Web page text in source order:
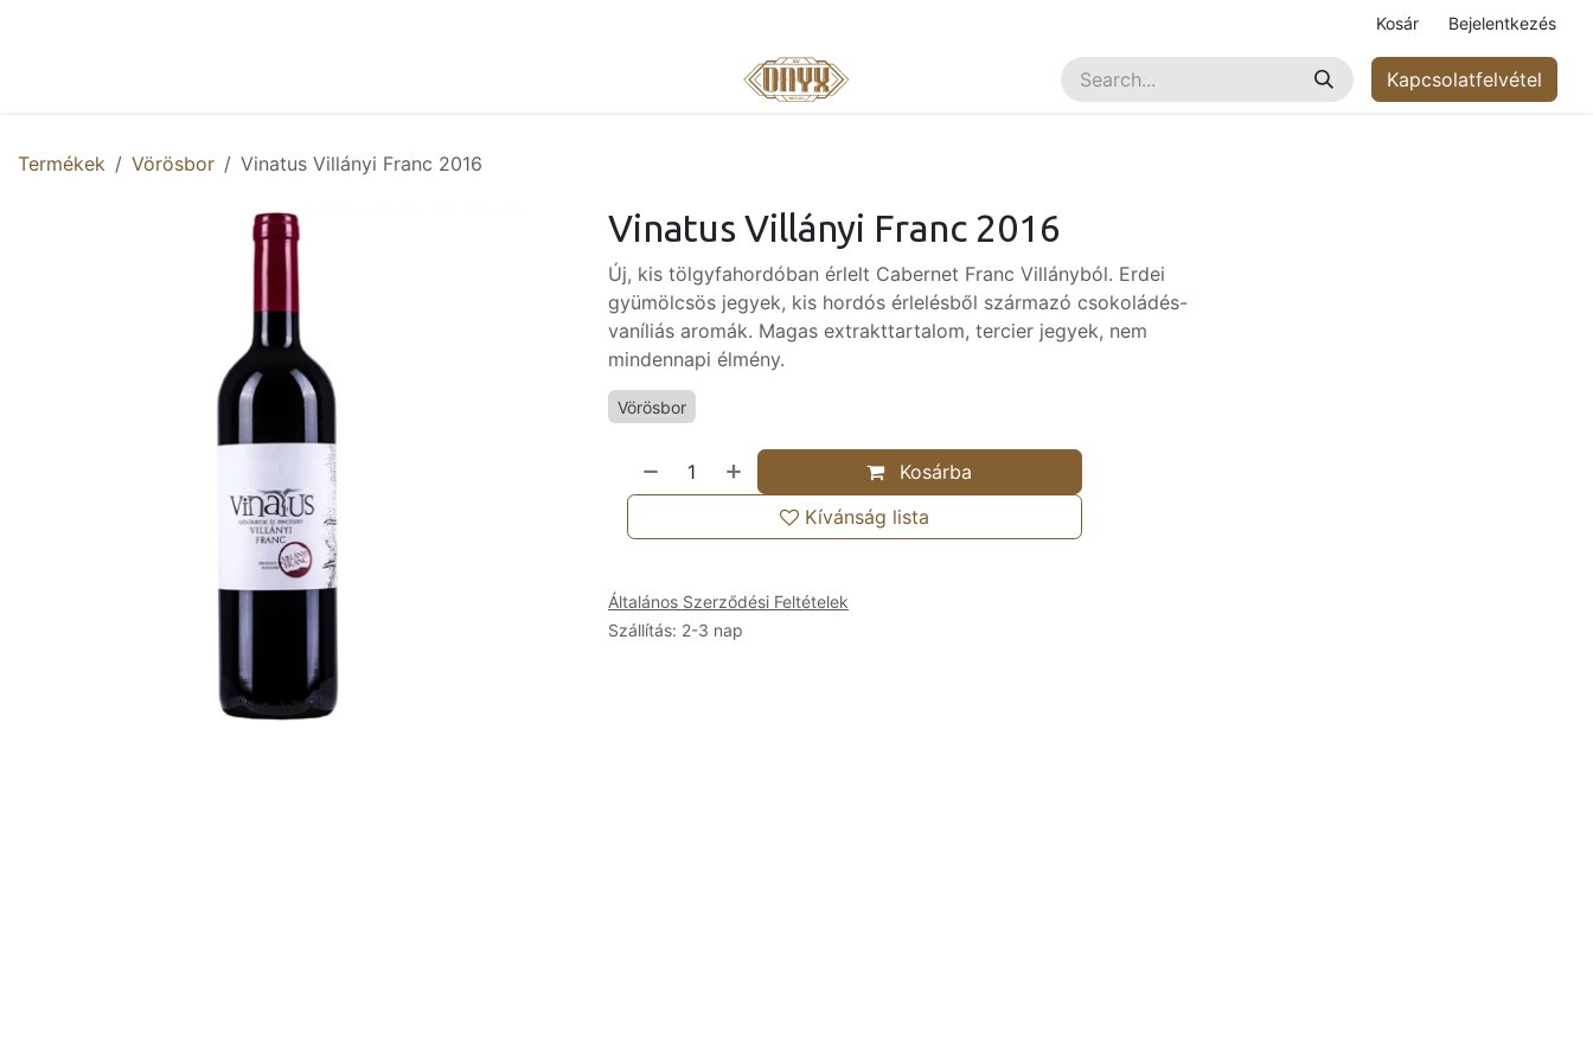
Kosár Bejelentkezés
Kapcsolatfelvétel
Termékek Vörösbor Vinatus Villányi Franc 2016
Vinatus Villányi Franc 2016
Új, kis tölgyfahordóban érlelt Cabernet Franc Villányból. Erdei
gyümölcsös jegyek, kis hordós érlelésből származó csokoládés-
vaníliás aromák. Magas extrakttartalom, tercier jegyek, nem
mindennapi élmény.
Vörösbor
Kosárba
Kívánság lista
Általános Szerződési Feltételek
Szállítás: 2-3 nap